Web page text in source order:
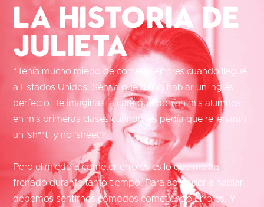
La historia de
Julieta
“Tenía mucho miedo de cometer errores cuando llegué
a Estados Unidos. Sentía que debía hablar un inglés
perfecto. Te imaginas la cara que ponían mis alumnos
en mis primeras clases cuando les pedía que rellenaran
un ’sh**t‘ y no ’sheet‘?
Pero el miedo a cometer errores es lo que me ha
frenado durante tanto tiempo. Para aprender a hablar,
debemos sentirnos cómodos cometiendo errores. Y